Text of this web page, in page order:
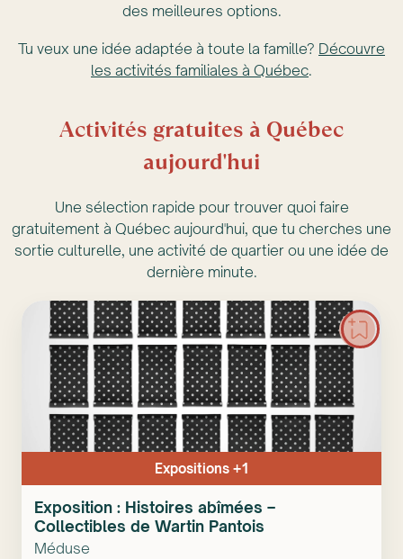
des meilleures options.
Tu veux une idée adaptée à toute la famille? Découvre
les activités familiales à Québec.
Activités gratuites à Québec
aujourd'hui
Une sélection rapide pour trouver quoi faire
gratuitement à Québec aujourd'hui, que tu cherches une
sortie culturelle, une activité de quartier ou une idée de
dernière minute.
Expositions +1
Exposition : Histoires abîmées –
Collectibles de Wartin Pantois
Méduse